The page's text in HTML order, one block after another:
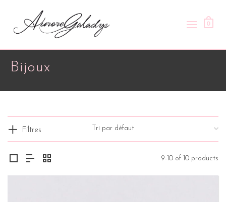
0
Bijoux
Filtres
9-10 of 10 products